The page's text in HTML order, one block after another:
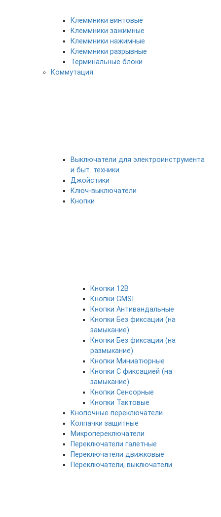
Клеммники винтовые
Клеммники зажимные
Клеммники нажимные
Клеммники разрывные
Терминальные блоки
Коммутация
Выключатели для электроинструмента
и быт. техники
Джойстики
Ключ-выключатели
Кнопки
Кнопки 12В
Кнопки GMSI
Кнопки Антивандальные
Кнопки Без фиксации (на
замыкание)
Кнопки Без фиксации (на
размыкание)
Кнопки Миниатюрные
Кнопки С фиксацией (на
замыкание)
Кнопки Сенсорные
Кнопки Тактовые
Кнопочные переключатели
Колпачки защитные
Микропереключатели
Переключатели галетные
Переключатели движковые
Переключатели, выключатели